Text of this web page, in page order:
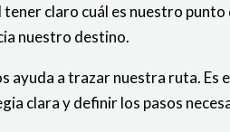
claro cuál es nuestro
nuestro destino.
ayuda a trazar nuestra ruta.
clara y definir los pasos